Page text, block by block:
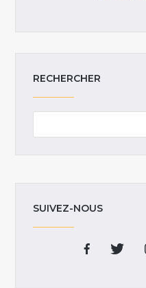
RECHERCHER
SUIVEZ-NOUS